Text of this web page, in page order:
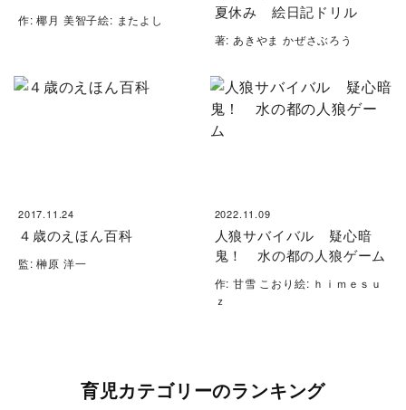
作: 椰月 美智子絵: またよし
夏休み 絵日記ドリル
著: あきやま かぜさぶろう
2017.11.24
４歳のえほん百科
監: 榊原 洋一
2022.11.09
人狼サバイバル 疑心暗
鬼！ 水の都の人狼ゲーム
作: 甘雪 こおり絵: ｈｉｍｅｓｕ
ｚ
育児カテゴリーのランキング